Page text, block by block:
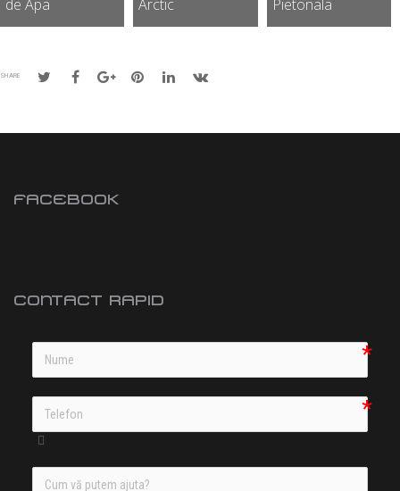
de Apa
Arctic
Pietonala
SHARE
FACEBOOK
CONTACT RAPID